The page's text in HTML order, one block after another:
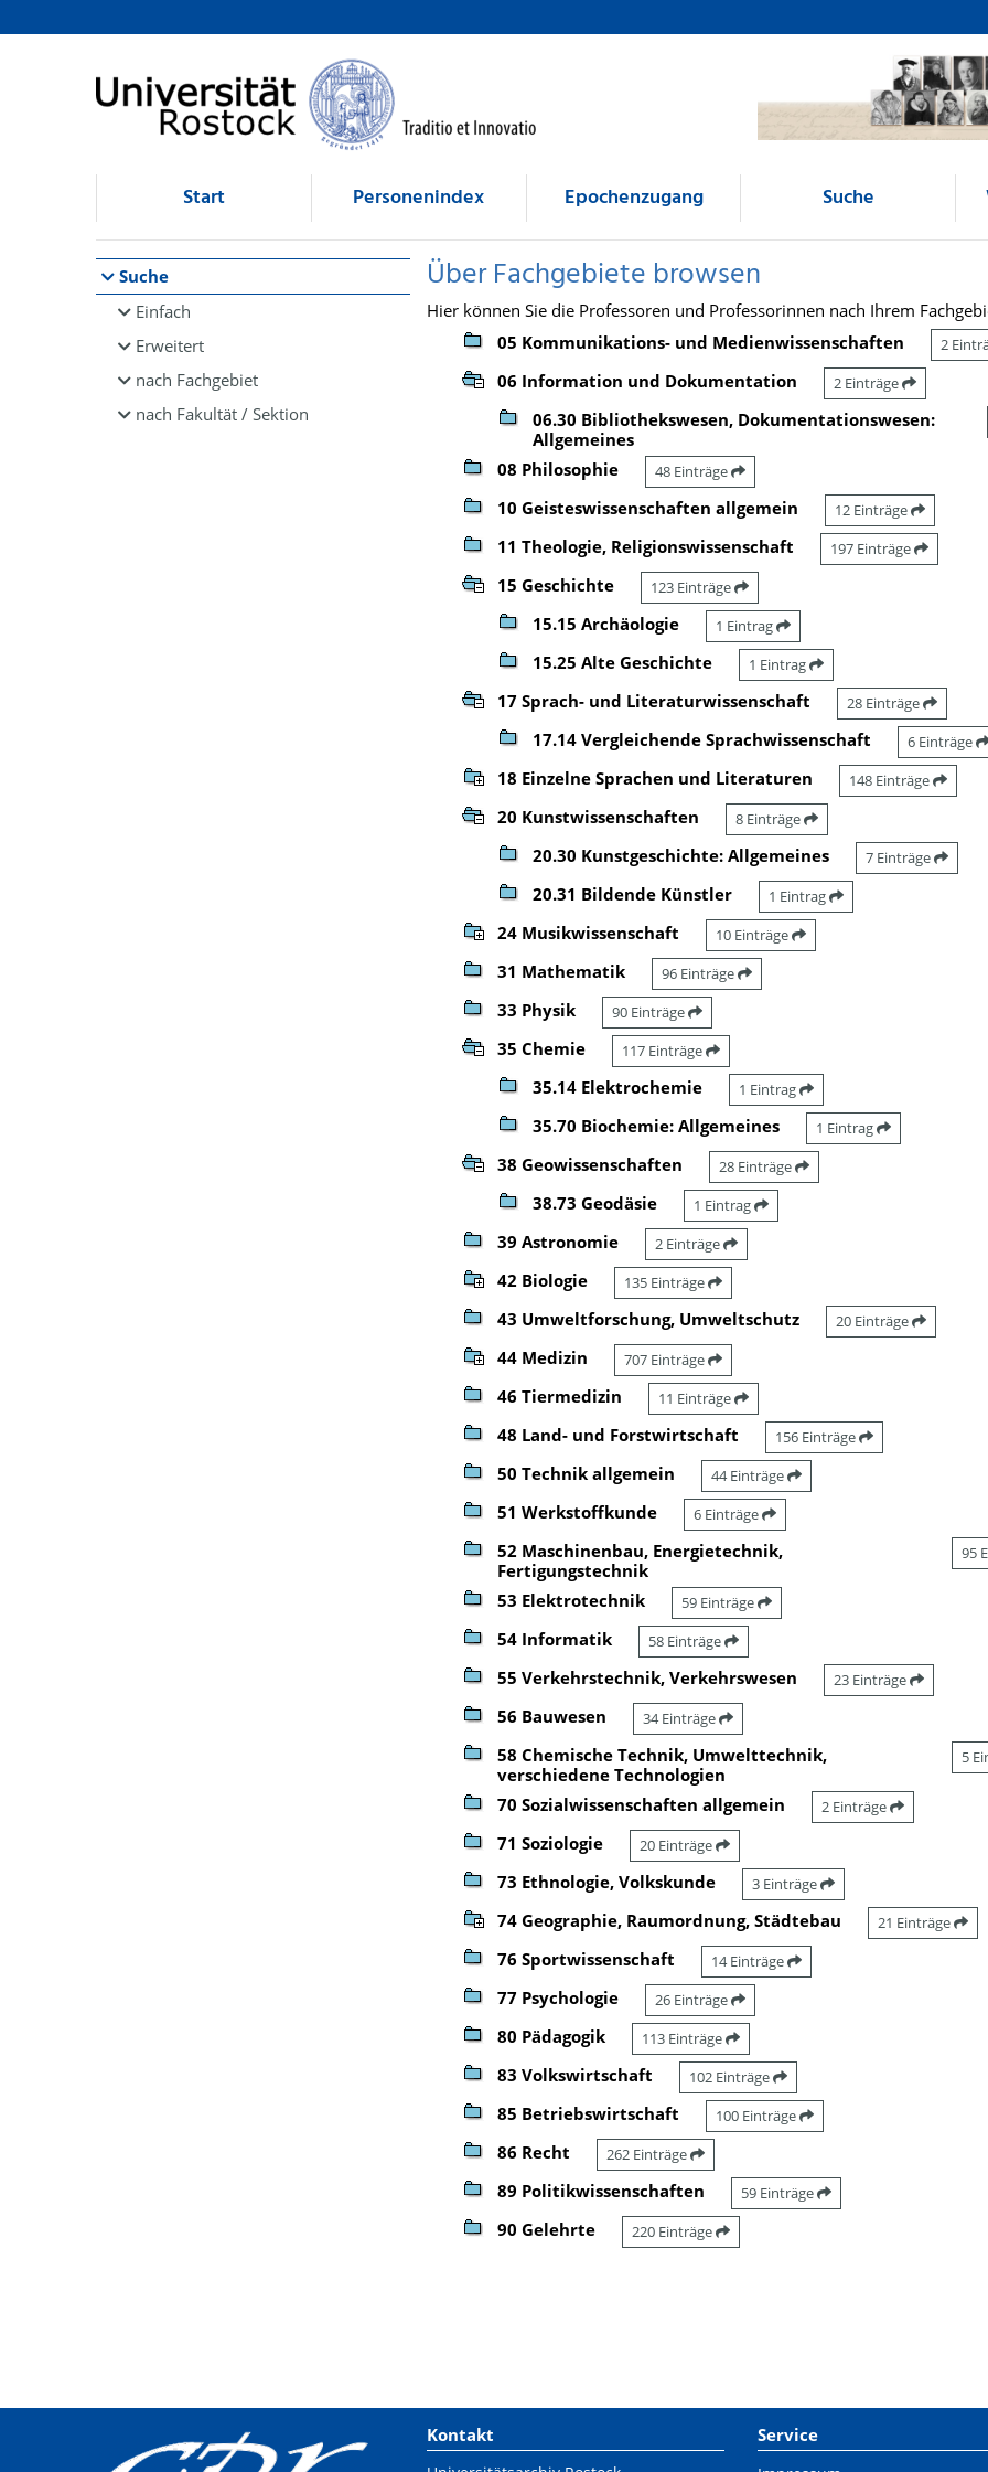
Browsen
direkt zum Inhalt
Start Personenindex Epochenzugang Suche
Suche
Einfach
Erweitert
nach Fachgebiet
nach Fakultät / Sektion
Über Fachgebiete browsen
Hier können Sie die Professoren und Professorinnen nach Ihrem
05 Kommunikations- und Medienwissenschaften
2
06 Information und Dokumentation 2 Einträge
06.30 Bibliothekswesen, Dokumentationswesen:
Allgemeines
08 Philosophie 48 Einträge
10 Geisteswissenschaften allgemein 12 Einträge
11 Theologie, Religionswissenschaft 197 Einträge
15 Geschichte 123 Einträge
15.15 Archäologie 1 Eintrag
15.25 Alte Geschichte 1 Eintrag
17 Sprach- und Literaturwissenschaft 28 Einträge
17.14 Vergleichende Sprachwissenschaft 6 Einträge
18 Einzelne Sprachen und Literaturen 148 Einträge
20 Kunstwissenschaften 8 Einträge
20.30 Kunstgeschichte: Allgemeines 7 Einträge
20.31 Bildende Künstler 1 Eintrag
24 Musikwissenschaft 10 Einträge
31 Mathematik 96 Einträge
33 Physik 90 Einträge
35 Chemie 117 Einträge
35.14 Elektrochemie 1 Eintrag
35.70 Biochemie: Allgemeines 1 Eintrag
38 Geowissenschaften 28 Einträge
38.73 Geodäsie 1 Eintrag
39 Astronomie 2 Einträge
42 Biologie 135 Einträge
43 Umweltforschung, Umweltschutz 20 Einträge
44 Medizin 707 Einträge
46 Tiermedizin 11 Einträge
48 Land- und Forstwirtschaft 156 Einträge
50 Technik allgemein 44 Einträge
51 Werkstoffkunde 6 Einträge
52 Maschinenbau, Energietechnik,
Fertigungstechnik
95
53 Elektrotechnik 59 Einträge
54 Informatik 58 Einträge
55 Verkehrstechnik, Verkehrswesen 23 Einträge
56 Bauwesen 34 Einträge
58 Chemische Technik, Umwelttechnik,
verschiedene Technologien
5
70 Sozialwissenschaften allgemein 2 Einträge
71 Soziologie 20 Einträge
73 Ethnologie, Volkskunde 3 Einträge
74 Geographie, Raumordnung, Städtebau 21 Einträge
76 Sportwissenschaft 14 Einträge
77 Psychologie 26 Einträge
80 Pädagogik 113 Einträge
83 Volkswirtschaft 102 Einträge
85 Betriebswirtschaft 100 Einträge
86 Recht 262 Einträge
89 Politikwissenschaften 59 Einträge
90 Gelehrte 220 Einträge
Kontakt Service